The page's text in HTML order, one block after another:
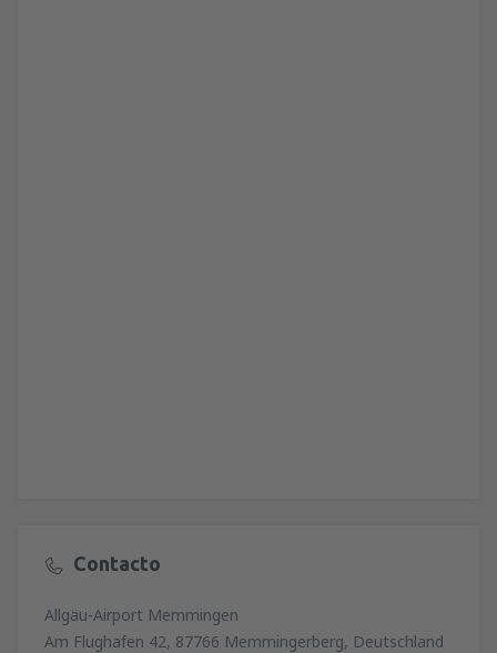
Contacto
Allgäu-Airport Memmingen
Am Flughafen 42, 87766 Memmingerberg, Deutschland